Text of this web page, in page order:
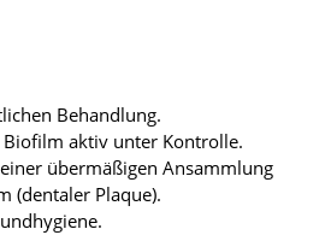
Behandlung.
aktiv unter Kontrolle.
übermäßigen Ansammlung
(dentaler Plaque).